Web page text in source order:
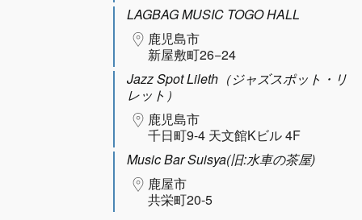
LAGBAG MUSIC TOGO HALL
鹿児島市
新屋敷町26−24
Jazz Spot Lileth（ジャズスポット・リ
レット）
鹿児島市
千日町9-4 天文館Kビル 4F
Music Bar Suisya(旧:水車の茶屋)
鹿屋市
共栄町20-5